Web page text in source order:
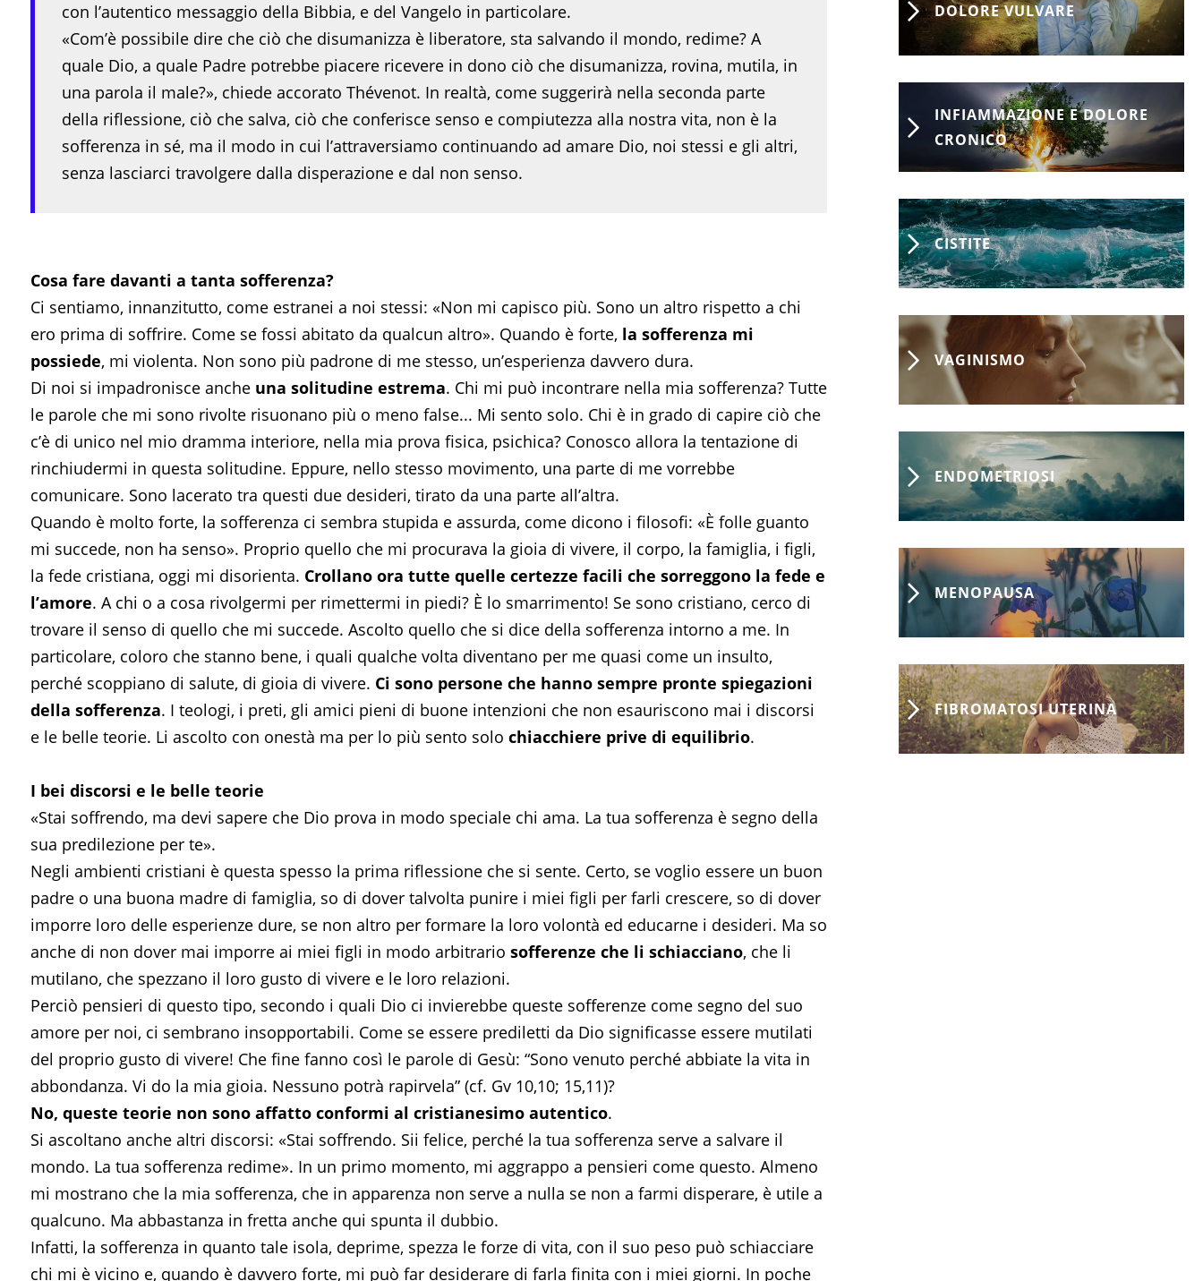
con l’autentico messaggio della Bibbia, e del Vangelo in particolare.
«Com’è possibile dire che ciò che disumanizza è liberatore, sta salvando il mondo, redime? A
quale Dio, a quale Padre potrebbe piacere ricevere in dono ciò che disumanizza, rovina, mutila, in
una parola il male?», chiede accorato Thévenot. In realtà, come suggerirà nella seconda parte
della riflessione, ciò che salva, ciò che conferisce senso e compiutezza alla nostra vita, non è la
sofferenza in sé, ma il modo in cui l’attraversiamo continuando ad amare Dio, noi stessi e gli altri,
senza lasciarci travolgere dalla disperazione e dal non senso.
Cosa fare davanti a tanta sofferenza?
Ci sentiamo, innanzitutto, come estranei a noi stessi: «Non mi capisco più. Sono un altro rispetto a chi
ero prima di soffrire. Come se fossi abitato da qualcun altro». Quando è forte, la sofferenza mi
possiede, mi violenta. Non sono più padrone di me stesso, un’esperienza davvero dura.
Di noi si impadronisce anche una solitudine estrema. Chi mi può incontrare nella mia sofferenza? Tutte
le parole che mi sono rivolte risuonano più o meno false... Mi sento solo. Chi è in grado di capire ciò che
c’è di unico nel mio dramma interiore, nella mia prova fisica, psichica? Conosco allora la tentazione di
rinchiudermi in questa solitudine. Eppure, nello stesso movimento, una parte di me vorrebbe
comunicare. Sono lacerato tra questi due desideri, tirato da una parte all’altra.
Quando è molto forte, la sofferenza ci sembra stupida e assurda, come dicono i filosofi: «È folle guanto
mi succede, non ha senso». Proprio quello che mi procurava la gioia di vivere, il corpo, la famiglia, i figli,
la fede cristiana, oggi mi disorienta. Crollano ora tutte quelle certezze facili che sorreggono la fede e
l’amore. A chi o a cosa rivolgermi per rimettermi in piedi? È lo smarrimento! Se sono cristiano, cerco di
trovare il senso di quello che mi succede. Ascolto quello che si dice della sofferenza intorno a me. In
particolare, coloro che stanno bene, i quali qualche volta diventano per me quasi come un insulto,
perché scoppiano di salute, di gioia di vivere. Ci sono persone che hanno sempre pronte spiegazioni
della sofferenza. I teologi, i preti, gli amici pieni di buone intenzioni che non esauriscono mai i discorsi
e le belle teorie. Li ascolto con onestà ma per lo più sento solo chiacchiere prive di equilibrio.
I bei discorsi e le belle teorie
«Stai soffrendo, ma devi sapere che Dio prova in modo speciale chi ama. La tua sofferenza è segno della
sua predilezione per te».
Negli ambienti cristiani è questa spesso la prima riflessione che si sente. Certo, se voglio essere un buon
padre o una buona madre di famiglia, so di dover talvolta punire i miei figli per farli crescere, so di dover
imporre loro delle esperienze dure, se non altro per formare la loro volontà ed educarne i desideri. Ma so
anche di non dover mai imporre ai miei figli in modo arbitrario sofferenze che li schiacciano, che li
mutilano, che spezzano il loro gusto di vivere e le loro relazioni.
Perciò pensieri di questo tipo, secondo i quali Dio ci invierebbe queste sofferenze come segno del suo
amore per noi, ci sembrano insopportabili. Come se essere prediletti da Dio significasse essere mutilati
del proprio gusto di vivere! Che fine fanno così le parole di Gesù: “Sono venuto perché abbiate la vita in
abbondanza. Vi do la mia gioia. Nessuno potrà rapirvela” (cf. Gv 10,10; 15,11)?
No, queste teorie non sono affatto conformi al cristianesimo autentico.
Si ascoltano anche altri discorsi: «Stai soffrendo. Sii felice, perché la tua sofferenza serve a salvare il
mondo. La tua sofferenza redime». In un primo momento, mi aggrappo a pensieri come questo. Almeno
mi mostrano che la mia sofferenza, che in apparenza non serve a nulla se non a farmi disperare, è utile a
qualcuno. Ma abbastanza in fretta anche qui spunta il dubbio.
Infatti, la sofferenza in quanto tale isola, deprime, spezza le forze di vita, con il suo peso può schiacciare
chi mi è vicino e, quando è davvero forte, mi può far desiderare di farla finita con i miei giorni. In poche
DOLORE VULVARE
INFIAMMAZIONE E DOLORE
CRONICO
CISTITE
VAGINISMO
ENDOMETRIOSI
MENOPAUSA
FIBROMATOSI UTERINA